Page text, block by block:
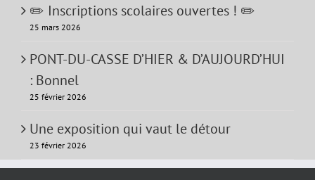
✏️ Inscriptions scolaires ouvertes ! ✏️
25 mars 2026
PONT-DU-CASSE D’HIER & D’AUJOURD’HUI
: Bonnel
25 février 2026
Une exposition qui vaut le détour
23 février 2026